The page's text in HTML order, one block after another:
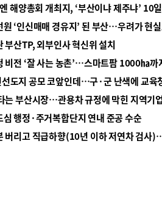
해양총회 개최지, ‘부산이냐 제주냐’ 10
‘인신매매 경유지’ 된 부산…우려가 현
산TP, 외부인사 혁신위 설치
는 부산시장…관용차 규정에 막힌 지역기
행정·주거복합단지 연내 준공 수순